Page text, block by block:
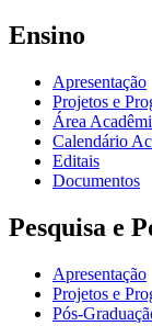
Ensino
Apresentação
Projetos e
Área
Calendário
Editais
Documentos
Pesquisa e
Apresentação
Projetos e
Pós-